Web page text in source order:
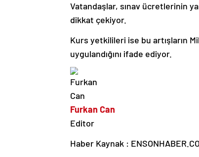
Vatandaşlar, sınav ücretlerinin
dikkat çekiyor.
Kurs yetkilileri ise bu artışların
uygulandığını ifade ediyor.
Furkan Can
Editor
Haber Kaynak :